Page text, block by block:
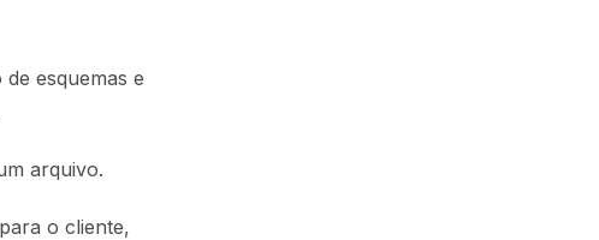
esquemas e
arquivo.
o cliente,